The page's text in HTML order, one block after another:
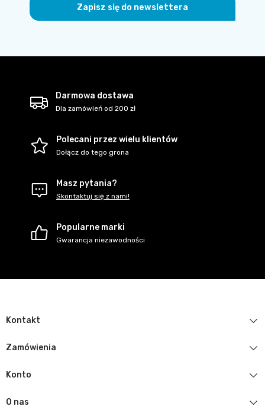
Zapisz się do newslettera
Darmowa dostawa
Dla zamówień od 200 zł
Polecani przez wielu klientów
Dołącz do tego grona
Masz pytania?
Skontaktuj się z nami!
Popularne marki
Gwarancja niezawodności
Kontakt
Zamówienia
Konto
O nas